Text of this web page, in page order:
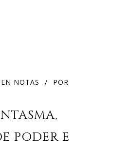
EN NOTAS
POR
PODER E